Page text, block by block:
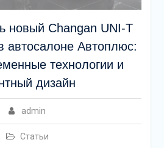
новый Changan UNI-T
автосалоне Автоплюс:
технологии и
дизайн
admin
Статьи